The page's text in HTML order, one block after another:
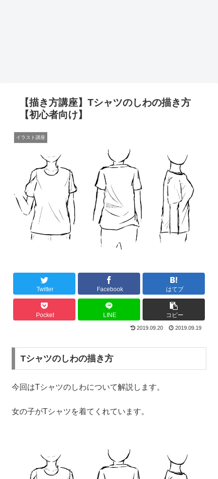
【描き方講座】Tシャツのしわの描き方
【初心者向け】
イラスト講座
Twitter Facebook はてブ
Pocket LINE コピー
2019.09.20 2019.09.19
Tシャツのしわの描き方
今回はTシャツのしわについて解説します。
女の子がTシャツを着てくれています。